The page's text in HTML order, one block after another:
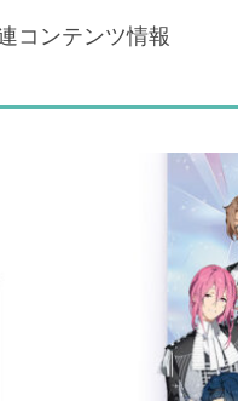
コンテンツ情報